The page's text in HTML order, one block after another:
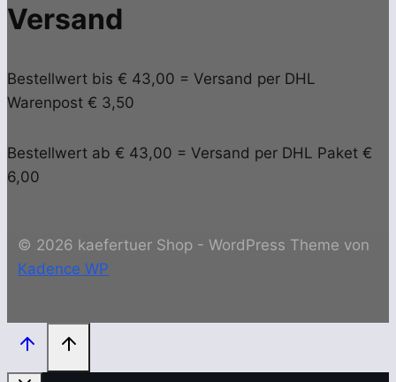
Versand
Bestellwert bis € 43,00 = Versand per DHL
Warenpost € 3,50
Bestellwert ab € 43,00 = Versand per DHL Paket €
6,00
© 2026 kaefertuer Shop - WordPress Theme von
Kadence WP